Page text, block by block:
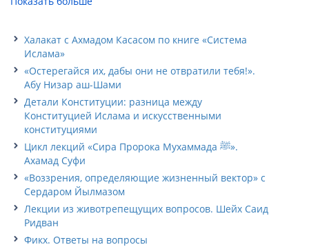
Халакат с Ахмадом Касасом по книге «Система
Ислама»
«Остерегайся их, дабы они не отвратили тебя!».
Абу Низар аш-Шами
Детали Конституции: разница между
Конституцией Ислама и искусственными
конституциями
Цикл лекций «Сира Пророка Мухаммада ﷺ».
Ахамад Суфи
«Воззрения, определяющие жизненный вектор» с
Сердаром Йылмазом
Лекции из животрепещущих вопросов. Шейх Саид
Ридван
Фикх. Ответы на вопросы